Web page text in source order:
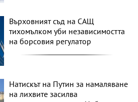
Върховният съд на САЩ
тихомълком уби независимостта
на борсовия регулатор
Натискът на Путин за намаляване
на лихвите засилва